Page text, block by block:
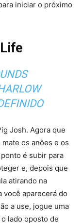
iniciar o próximo
Josh. Agora que
os anões e os
é subir para
e, depois que
atirando na
você aparecerá do
a use, jogue uma
lado oposto de